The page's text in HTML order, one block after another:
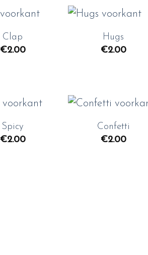
Toevoegen
Clap
€2.00
Toevoegen
+
Hugs
€2.00
Toevoegen
Spicy
€2.00
Toevoegen
+
Confetti
€2.00